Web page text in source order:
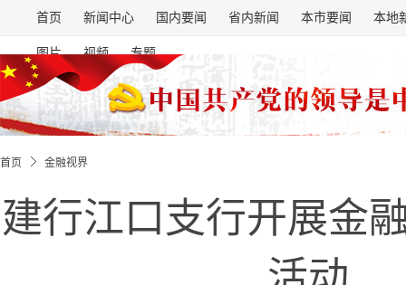
首页 新闻中心 国内要闻 省内新闻 本市要闻 本地
图片 视频 专题
首页 金融视界
建行江口支行开展金